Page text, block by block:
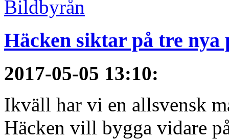
Häcken siktar på tre nya
2017-05-05 13:10:
Ikväll har vi en allsvensk
Häcken vill bygga vidare